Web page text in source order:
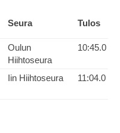
Seura Tulos
Oulun
Hiihtoseura
10:45.0
Iin Hiihtoseura 11:04.0